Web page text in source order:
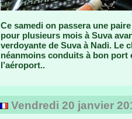
Ce samedi on passera une
pour plusieurs mois à Suva
verdoyante de Suva à Nadi. Le
néanmoins conduits à bon port
l’aéroport..
Vendredi 20 janvier